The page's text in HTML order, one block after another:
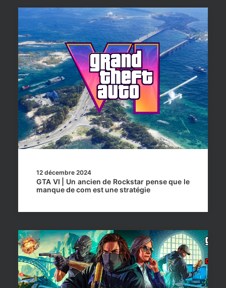
12 décembre 2024
GTA VI | Un ancien de Rockstar pense que le
manque de com est une stratégie